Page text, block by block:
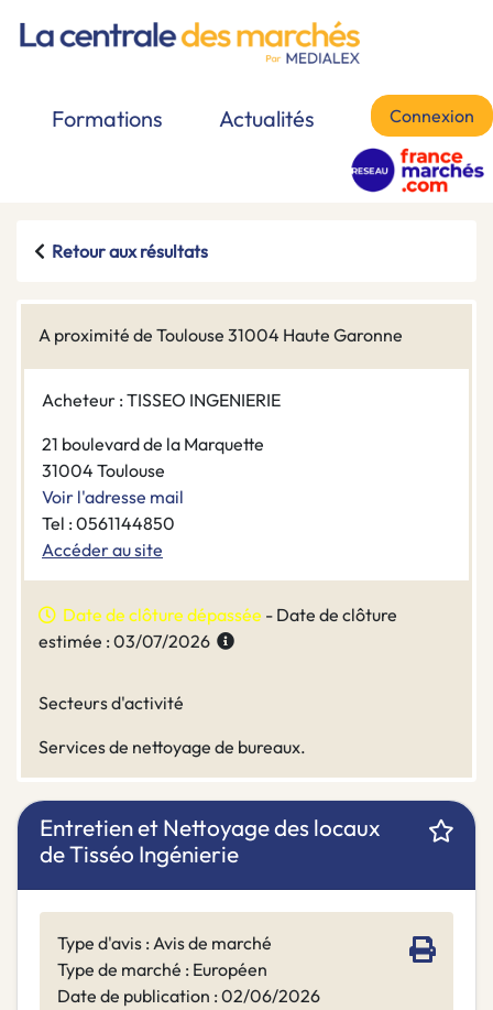
Formations Actualités Connexion
Retour aux résultats
A proximité de Toulouse 31004 Haute Garonne
Acheteur : TISSEO INGENIERIE
21 boulevard de la Marquette
31004 Toulouse
Voir l'adresse mail
Tel : 0561144850
Accéder au site
Date de clôture dépassée - Date de clôture
estimée : 03/07/2026
Secteurs d'activité
Services de nettoyage de bureaux.
Entretien et Nettoyage des locaux
de Tisséo Ingénierie
Type d'avis : Avis de marché
Type de marché : Européen
Date de publication : 02/06/2026